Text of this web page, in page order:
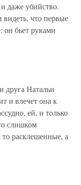
даже убийство.
что первые
он бьет руками
друга Натальи
и влечет она к
ей, и только
слишком
расклешенные, а